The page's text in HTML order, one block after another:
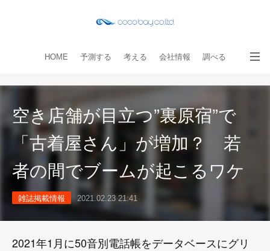
HOME 予測する 考える 会社情報 調べる
読み物 出版物 お問い合わせ
空き店舗が目立つ”裏原宿”で
「古着屋さん」が増加？ 若
者の間でブームが起こるワケ
雑誌掲載情報 2021.02.23 21:41
2021年1月に50音別電話帳をデータベースにグリ